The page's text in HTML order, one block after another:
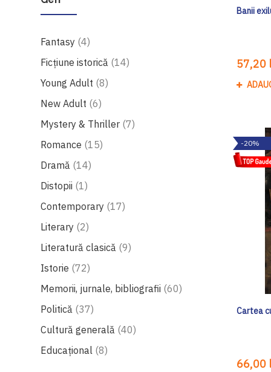
Fantasy 4produse
Ficțiune istorică 14produse
Young Adult 8produse
New Adult 6produse
Mystery & Thriller 7produse
Romance 15produse
Dramă 14produse
Distopii 1produs
Contemporary 17produse
Literary 2produse
Literatură clasică 9produse
Istorie 72produse
Memorii, jurnale, bibliografii 60produse
Politică 37produse
Cultură generală 40produse
Educațional 8produse
Banii
57,20
-20%
Cartea
66,00